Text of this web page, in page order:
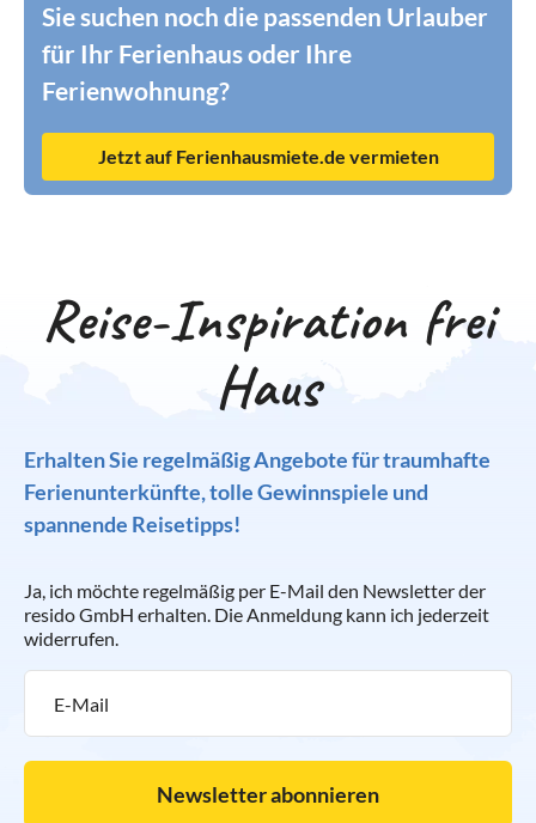
Sie suchen noch die passenden Urlauber
für Ihr Ferienhaus oder Ihre
Ferienwohnung?
Jetzt auf Ferienhausmiete.de vermieten
Reise-Inspiration frei
Haus
Erhalten Sie regelmäßig Angebote für traumhafte
Ferienunterkünfte, tolle Gewinnspiele und
spannende Reisetipps!
Ja, ich möchte regelmäßig per E-Mail den Newsletter der
resido GmbH erhalten. Die Anmeldung kann ich jederzeit
widerrufen.
Newsletter abonnieren